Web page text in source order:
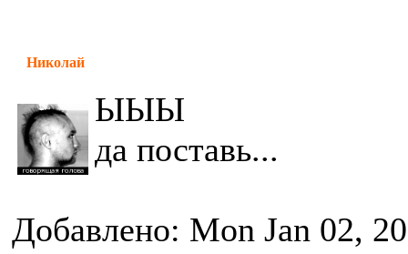
Николай
ЫЫЫ
да поставь...
Добавлено: Mon Jan 02,